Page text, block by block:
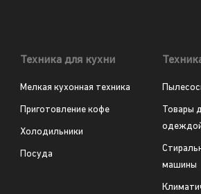
Техника для кухни
Мелкая кухонная техника
Приготовление кофе
Холодильники
Посуда
Товары
машины